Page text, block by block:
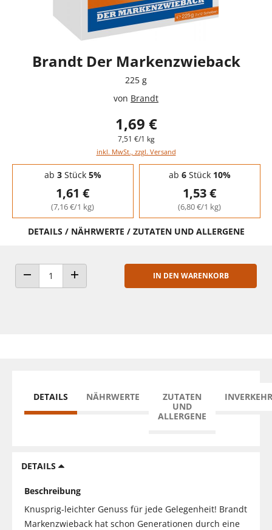
Brandt Der Markenzwieback
225 g
von Brandt
1,69 €
7,51 €/1 kg
inkl. MwSt., zzgl. Versand
Staffelpreise - Mengenrabatt
ab 3Stück 5%
1,61 €
(7,16 €/1 kg)
ab 6Stück 10%
1,53 €
(6,80 €/1 kg)
DETAILS / NÄHRWERTE / ZUTATEN UND ALLERGENE
ANZAHL VERRINGERNANZAHL ERHÖHEN
IN DEN WARENKORB
DETAILS NÄHRWERTE
ZUTATEN
UND
ALLERGENE
DETAILS
Beschreibung
Knusprig-leichter Genuss für jede Gelegenheit! Brandt
Markenzwieback hat schon Generationen durch eine